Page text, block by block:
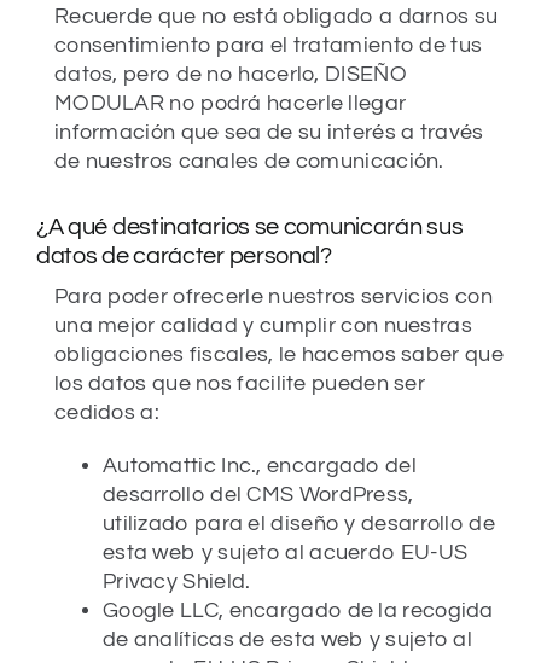
Recuerde que no está obligado a darnos su
consentimiento para el tratamiento de tus
datos, pero de no hacerlo, DISEÑO
MODULAR no podrá hacerle llegar
información que sea de su interés a través
de nuestros canales de comunicación.
¿A qué destinatarios se comunicarán sus
datos de carácter personal?
Para poder ofrecerle nuestros servicios con
una mejor calidad y cumplir con nuestras
obligaciones fiscales, le hacemos saber que
los datos que nos facilite pueden ser
cedidos a:
Automattic Inc., encargado del
desarrollo del CMS WordPress,
utilizado para el diseño y desarrollo de
esta web y sujeto al acuerdo EU-US
Privacy Shield.
Google LLC, encargado de la recogida
de analíticas de esta web y sujeto al